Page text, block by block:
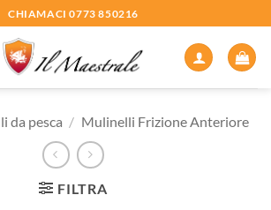
CHIAMACI 0773 850216
da pesca / Mulinelli Frizione Anteriore
FILTRA